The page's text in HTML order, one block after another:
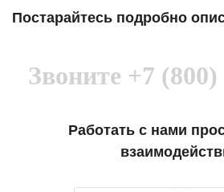
Постарайтесь подробно
Звоните +7 (800)
Работать с нами